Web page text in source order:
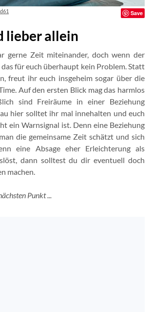
Save
lieber allein
gerne Zeit miteinander, doch wenn der
für euch überhaupt kein Problem. Statt
freut ihr euch insgeheim sogar über die
Auf den ersten Blick mag das harmlos
sind Freiräume in einer Beziehung
hier solltet ihr mal innehalten und euch
ein Warnsignal ist. Denn eine Beziehung
die gemeinsame Zeit schätzt und sich
eine Absage eher Erleichterung als
dann solltest du dir eventuell doch
machen.
Punkt ...